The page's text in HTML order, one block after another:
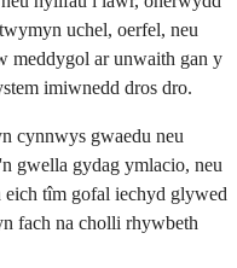
uchel, oerfel, neu
meddygol ar unwaith gan y
imiwnedd dros dro.
cynnwys gwaedu neu
gwella gydag ymlacio, neu
tîm gofal iechyd glywed
fach na cholli rhywbeth